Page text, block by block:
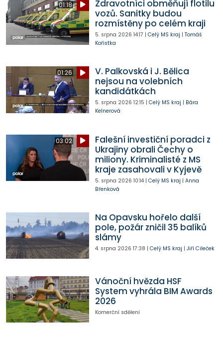
01:18
Zdravotníci obměňují flotilu
vozů. Sanitky budou
rozmístěny po celém kraji
5. srpna 2026 14:17 | Celý MS kraj | Tomáš
Kořistka
01:26
V. Palkovská i J. Bělica
nejsou na volebních
kandidátkách
5. srpna 2026 12:15 | Celý MS kraj | Bára
Kelnerová
03:02
Falešní investiční poradci z
Ukrajiny obrali Čechy o
miliony. Kriminalisté z MS
kraje zasahovali v Kyjevě
5. srpna 2026 10:14| Celý MS kraj | Anna
Břenková
Na Opavsku hořelo další
pole, požár zničil 35 balíků
slámy
4. srpna 2026 17:38 | Celý MS kraj | Jiří Cileček
Vánoční hvězda HSF
System vyhrála BIM Awards
2026
Komerční sdělení